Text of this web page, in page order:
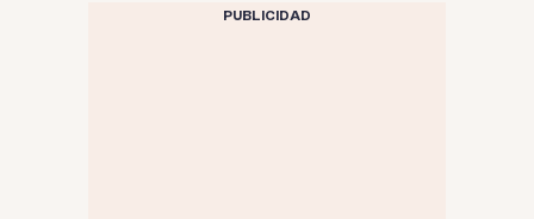
PUBLICIDAD